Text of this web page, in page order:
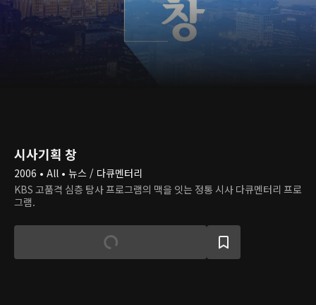
시사기획 창
2006 • All • 뉴스 / 다큐멘터리
KBS 고품격 심층 탐사 프로그램의 맥을 잇는 정통 시사 다큐멘터리 프로
그램.